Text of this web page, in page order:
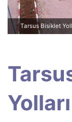
ö
Tarsus Bisiklet
Yolları